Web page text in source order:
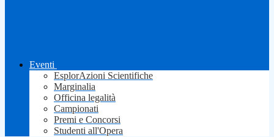
Eventi
EsplorAzioni Scientifiche
Marginalia
Officina legalità
Campionati
Premi e Concorsi
Studenti all'Opera